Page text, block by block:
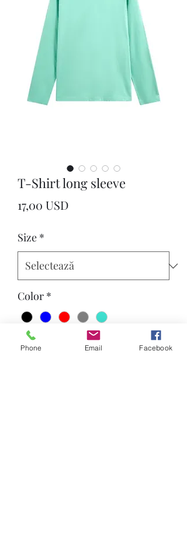
T-Shirt long sleeve
17,00 USDPreț
Size *
Color *
Cantitate
Phone Email Facebook